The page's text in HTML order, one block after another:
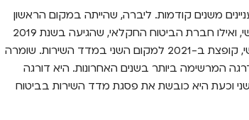
משנים קודמות. ליברה, שהייתה במקום הראשון
בשנים 2020-2019 מוצאת עצמה במקום החמישי, ואילו חברת הביטוח החקלאי, שהגיעה בשנת 2019
למקום השלישי ובשנת 2020 הגיעה למקום השישי, קופצת ב-2021 למקום השני במדד השירות. שומרה
המרשימה ביותר בשנים האחרונות. היא דורגה
התשיעי, ב-2020 במקום השני וכעת היא כובשת את פסגת מדד השירות בביטוח